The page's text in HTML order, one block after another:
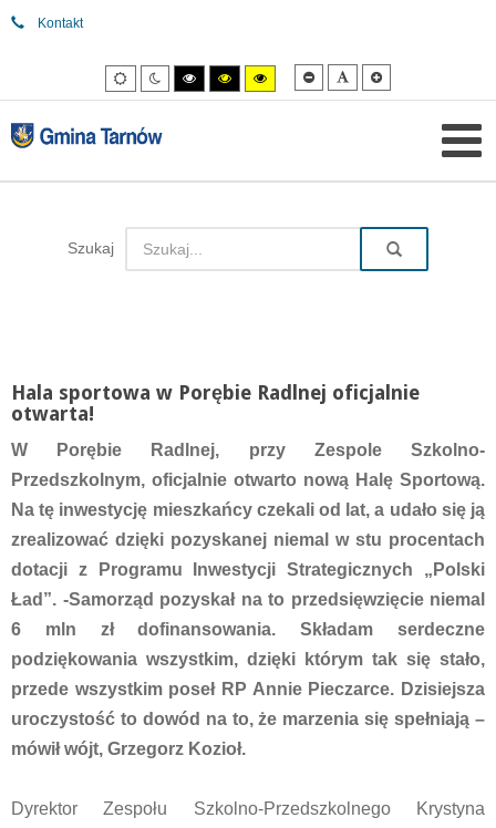
Kontakt
Tryb
domyślny
Tryb
nocny
Tryb
wysokiego
kontrastu
Tryb
wysokiego
kontrastu
Tryb
wysokiego
kontrastu
Mniejsza
czcionka
Domyślna
czcionka
Szukaj
Hala sportowa w Porębie Radlnej oficjalnie
otwarta!
W Porębie Radlnej, przy Zespole Szkolno-
Przedszkolnym, oficjalnie otwarto nową Halę Sportową.
Na tę inwestycję mieszkańcy czekali od lat, a udało się ją
zrealizować dzięki pozyskanej niemal w stu procentach
dotacji z Programu Inwestycji Strategicznych „Polski
Ład”. -Samorząd pozyskał na to przedsięwzięcie niemal
6 mln zł dofinansowania. Składam serdeczne
podziękowania wszystkim, dzięki którym tak się stało,
przede wszystkim poseł RP Annie Pieczarce. Dzisiejsza
uroczystość to dowód na to, że marzenia się spełniają –
mówił wójt, Grzegorz Kozioł.
Dyrektor Zespołu Szkolno-Przedszkolnego Krystyna